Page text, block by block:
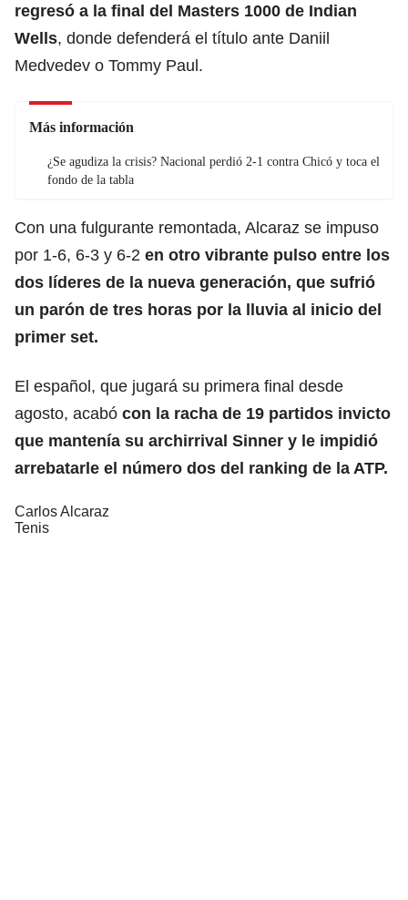
regresó a la final del Masters 1000 de Indian
Wells, donde defenderá el título ante Daniil
Medvedev o Tommy Paul.
Más información
¿Se agudiza la crisis? Nacional perdió 2-1 contra Chicó y toca el
fondo de la tabla
Con una fulgurante remontada, Alcaraz se impuso
por 1-6, 6-3 y 6-2 en otro vibrante pulso entre los
dos líderes de la nueva generación, que sufrió
un parón de tres horas por la lluvia al inicio del
primer set.
El español, que jugará su primera final desde
agosto, acabó con la racha de 19 partidos invicto
que mantenía su archirrival Sinner y le impidió
arrebatarle el número dos del ranking de la ATP.
Carlos Alcaraz
Tenis